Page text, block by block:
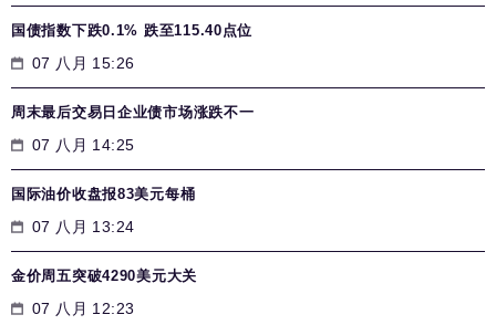
国债指数下跌0.1% 跌至115.40点位
07 八月 15:26
周末最后交易日企业债市场涨跌不一
07 八月 14:25
国际油价收盘报83美元每桶
07 八月 13:24
金价周五突破4290美元大关
07 八月 12:23